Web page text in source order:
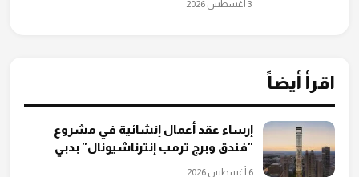
3 أغسطس 2026
اقرأ أيضاً
إرساء عقد أعمال إنشائية في مشروع
"فندق وبرج ترمب إنترناشيونال" بدبي
6 أغسطس 2026